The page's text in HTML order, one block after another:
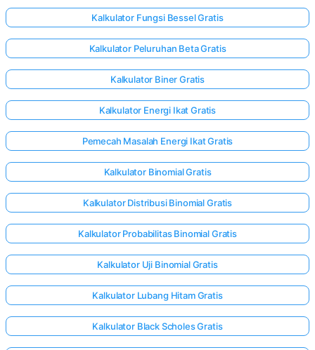
Kalkulator Fungsi Bessel Gratis
Kalkulator Peluruhan Beta Gratis
Kalkulator Biner Gratis
Kalkulator Energi Ikat Gratis
Pemecah Masalah Energi Ikat Gratis
Kalkulator Binomial Gratis
Kalkulator Distribusi Binomial Gratis
Kalkulator Probabilitas Binomial Gratis
Kalkulator Uji Binomial Gratis
Kalkulator Lubang Hitam Gratis
Kalkulator Black Scholes Gratis